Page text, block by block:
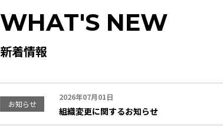
WHAT'S NEW
新着情報
2026年07月01日
お知らせ
組織変更に関するお知らせ